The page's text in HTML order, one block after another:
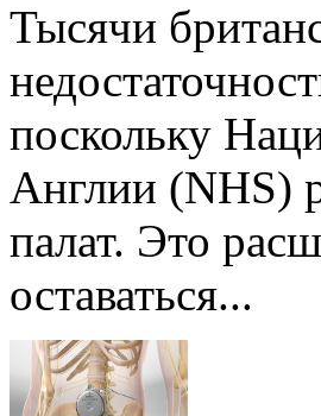
Тысячи
поскольку
Англии (NHS)
палат. Это
оставаться...